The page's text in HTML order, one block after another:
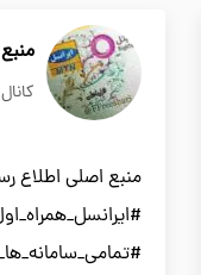
منبع اصلی اطلاع